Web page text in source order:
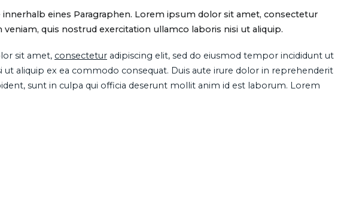
eines Paragraphen. Lorem ipsum dolor sit amet, consectetur
quis nostrud exercitation ullamco laboris nisi ut aliquip.
sit amet, consectetur adipiscing elit, sed do eiusmod tempor incididunt ut
aliquip ex ea commodo consequat. Duis aute irure dolor in reprehenderit
sunt in culpa qui officia deserunt mollit anim id est laborum. Lorem